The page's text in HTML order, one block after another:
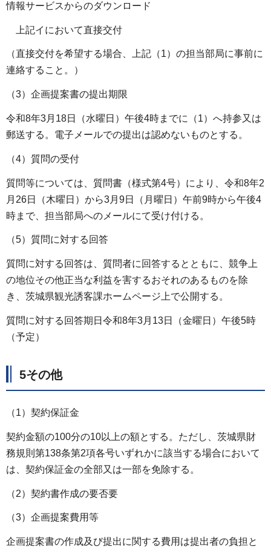
情報サービスからのダウンロード
上記イにおいて直接交付
（直接交付を希望する場合、上記（1）の担当部局に事前に
連絡すること。）
（3）企画提案書の提出期限
令和8年3月18日（水曜日）午後4時までに（1）へ持参又は
郵送する。電子メールでの提出は認めないものとする。
（4）質問の受付
質問等については、質問書（様式第4号）により、令和8年2
月26日（木曜日）から3月9日（月曜日）午前9時から午後4
時まで、担当部局へのメールにて受け付ける。
（5）質問に対する回答
質問に対する回答は、質問者に回答するとともに、競争上
の地位その他正当な利益を害するおそれのあるものを除
き、茨城県観光誘客課ホームページ上で公開する。
質問に対する回答期日令和8年3月13日（金曜日）午後5時
（予定）
5その他
（1）契約保証金
契約金額の100分の10以上の額とする。ただし、茨城県財
務規則第138条第2項各号いずれかに該当する場合において
は、契約保証金の全部又は一部を免除する。
（2）契約書作成の要否要
（3）企画提案費用等
企画提案書の作成及び提出に関する費用は提出者の負担と